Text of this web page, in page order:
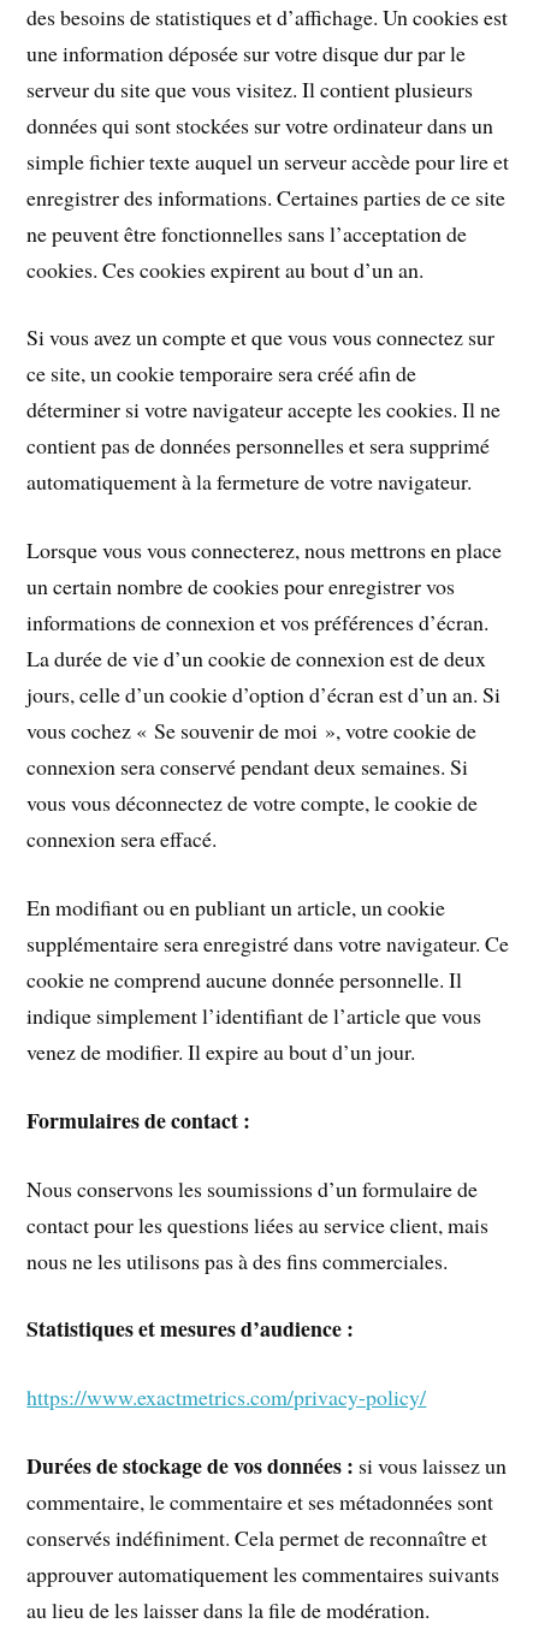
des besoins de statistiques et d’affichage. Un cookies est
une information déposée sur votre disque dur par le
serveur du site que vous visitez. Il contient plusieurs
données qui sont stockées sur votre ordinateur dans un
simple fichier texte auquel un serveur accède pour lire et
enregistrer des informations. Certaines parties de ce site
ne peuvent être fonctionnelles sans l’acceptation de
cookies. Ces cookies expirent au bout d’un an.
Si vous avez un compte et que vous vous connectez sur
ce site, un cookie temporaire sera créé afin de
déterminer si votre navigateur accepte les cookies. Il ne
contient pas de données personnelles et sera supprimé
automatiquement à la fermeture de votre navigateur.
Lorsque vous vous connecterez, nous mettrons en place
un certain nombre de cookies pour enregistrer vos
informations de connexion et vos préférences d’écran.
La durée de vie d’un cookie de connexion est de deux
jours, celle d’un cookie d’option d’écran est d’un an. Si
vous cochez « Se souvenir de moi », votre cookie de
connexion sera conservé pendant deux semaines. Si
vous vous déconnectez de votre compte, le cookie de
connexion sera effacé.
En modifiant ou en publiant un article, un cookie
supplémentaire sera enregistré dans votre navigateur. Ce
cookie ne comprend aucune donnée personnelle. Il
indique simplement l’identifiant de l’article que vous
venez de modifier. Il expire au bout d’un jour.
Formulaires de contact :
Nous conservons les soumissions d’un formulaire de
contact pour les questions liées au service client, mais
nous ne les utilisons pas à des fins commerciales.
Statistiques et mesures d’audience :
https://www.exactmetrics.com/privacy-policy/
Durées de stockage de vos données : si vous laissez un
commentaire, le commentaire et ses métadonnées sont
conservés indéfiniment. Cela permet de reconnaître et
approuver automatiquement les commentaires suivants
au lieu de les laisser dans la file de modération.